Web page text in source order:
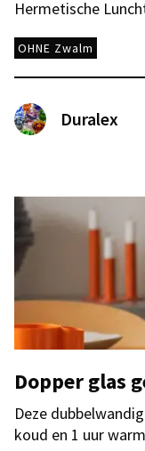
Hermetische
OHNE Zwalm
Duralex
Dopper glas
Deze
koud en 1 uur